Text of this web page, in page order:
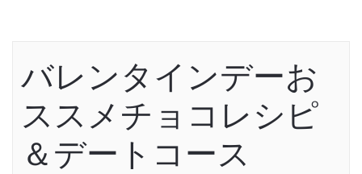
バレンタインデーお
ススメチョコレシピ
＆デートコース